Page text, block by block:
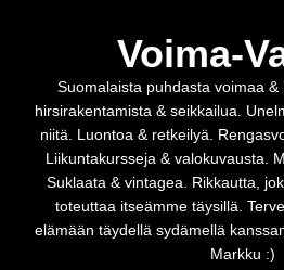
Voima-
Suomalaista puhdasta voimaa
hirsirakentamista & seikkailua.
niitä. Luontoa & retkeilyä.
Liikuntakursseja & valokuvausta.
Suklaata & vintagea. Rikkautta,
toteuttaa itseämme täysillä.
elämään täydellä sydämellä
Markku :)